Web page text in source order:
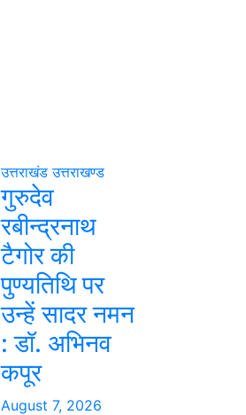
उत्तराखंड उत्तराखण्ड
गुरुदेव
रबीन्द्रनाथ
टैगोर की
पुण्यतिथि पर
उन्हें सादर नमन
: डॉ. अभिनव
कपूर
August 7, 2026